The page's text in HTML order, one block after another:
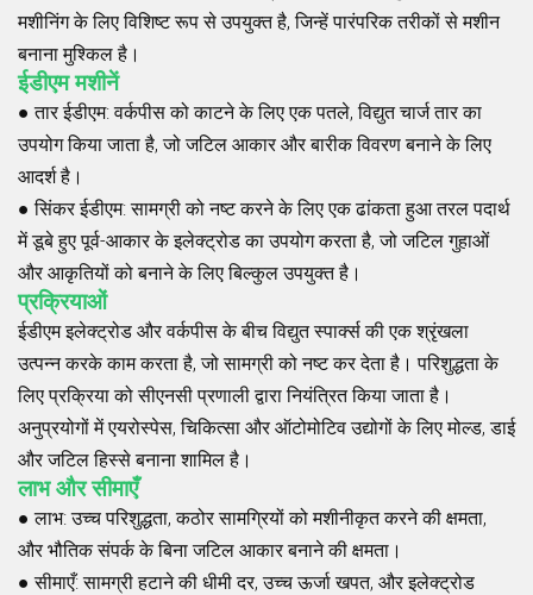
मशीनिंग के लिए विशिष्ट रूप से उपयुक्त है, जिन्हें पारंपरिक तरीकों से मशीन
बनाना मुश्किल है।
ईडीएम मशीनें
●तार ईडीएम: वर्कपीस को काटने के लिए एक पतले, विद्युत चार्ज तार का
उपयोग किया जाता है, जो जटिल आकार और बारीक विवरण बनाने के लिए
आदर्श है।
●सिंकर ईडीएम: सामग्री को नष्ट करने के लिए एक ढांकता हुआ तरल पदार्थ
में डूबे हुए पूर्व-आकार के इलेक्ट्रोड का उपयोग करता है, जो जटिल गुहाओं
और आकृतियों को बनाने के लिए बिल्कुल उपयुक्त है।
प्रक्रियाओं
ईडीएम इलेक्ट्रोड और वर्कपीस के बीच विद्युत स्पार्क्स की एक श्रृंखला
उत्पन्न करके काम करता है, जो सामग्री को नष्ट कर देता है। परिशुद्धता के
लिए प्रक्रिया को सीएनसी प्रणाली द्वारा नियंत्रित किया जाता है।
अनुप्रयोगों में एयरोस्पेस, चिकित्सा और ऑटोमोटिव उद्योगों के लिए मोल्ड, डाई
और जटिल हिस्से बनाना शामिल है।
लाभ और सीमाएँ
●लाभ: उच्च परिशुद्धता, कठोर सामग्रियों को मशीनीकृत करने की क्षमता,
और भौतिक संपर्क के बिना जटिल आकार बनाने की क्षमता।
●सीमाएँ: सामग्री हटाने की धीमी दर, उच्च ऊर्जा खपत, और इलेक्ट्रोड